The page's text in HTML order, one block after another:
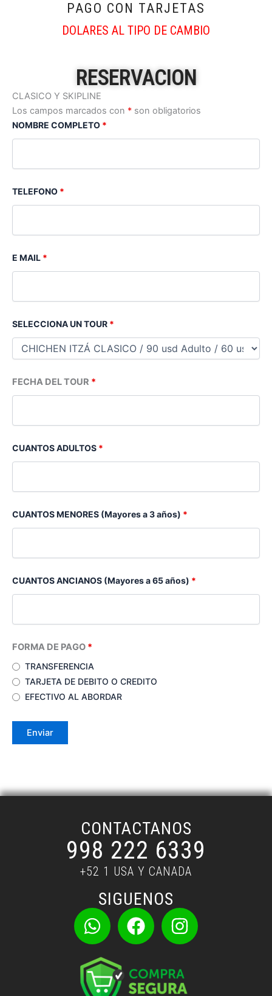
PAGO CON TARJETAS
DOLARES AL TIPO DE CAMBIO
RESERVACION
CLASICO Y SKIPLINE
Los campos marcados con * son obligatorios
NOMBRE COMPLETO *
TELEFONO *
E MAIL *
SELECCIONA UN TOUR *
FECHA DEL TOUR *
CUANTOS ADULTOS *
CUANTOS MENORES (Mayores a 3 años) *
CUANTOS ANCIANOS (Mayores a 65 años) *
FORMA DE PAGO *
TRANSFERENCIA
TARJETA DE DEBITO O CREDITO
EFECTIVO AL ABORDAR
CONTACTANOS
998 222 6339
+52 1 USA Y CANADA
SIGUENOS
W
h
a
t
s
F
a
e
b
I
n
t
a